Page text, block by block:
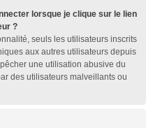
lorsque je clique sur le lien
?
seuls les utilisateurs inscrits
aux autres utilisateurs depuis
une utilisation abusive du
des utilisateurs malveillants ou